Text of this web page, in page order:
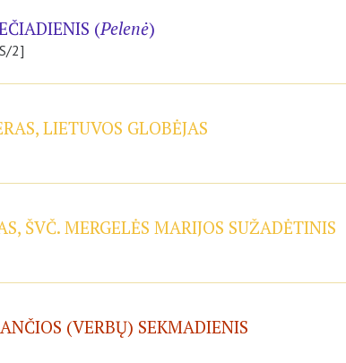
(Pelenė)
2]
LIETUVOS GLOBĖJAS
ŠVČ. MERGELĖS MARIJOS SUŽADĖTINIS
(VERBŲ) SEKMADIENIS